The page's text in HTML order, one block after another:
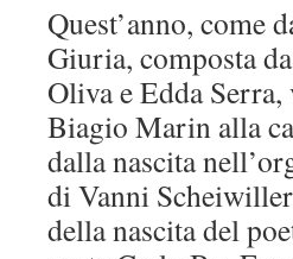
Quest’anno, come
Giuria, composta
Oliva e Edda
Biagio Marin alla
dalla nascita
di Vanni
della nascita del